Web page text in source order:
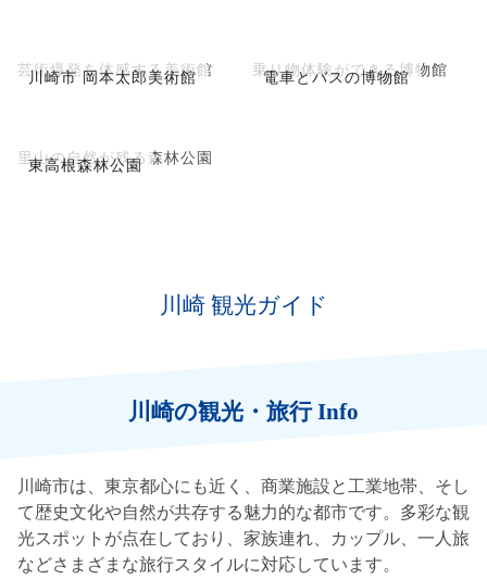
川崎市 岡本太郎美術館
芸術爆発を体感する美術館 電車とバスの博物館
乗り物体験ができる博物館
東高根森林公園
里山の自然が残る森林公園
川崎 観光ガイド
川崎の観光・旅行 Info
川崎市は、東京都心にも近く、商業施設と工業地帯、そし
て歴史文化や自然が共存する魅力的な都市です。多彩な観
光スポットが点在しており、家族連れ、カップル、一人旅
などさまざまな旅行スタイルに対応しています。